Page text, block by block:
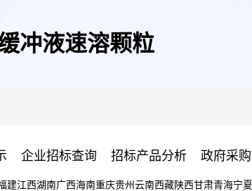
冲液速溶颗粒
企业招标查询 招标产品分析 政府采购
建江西湖南广西海南重庆贵州 云南西藏陕西甘肃青海宁夏